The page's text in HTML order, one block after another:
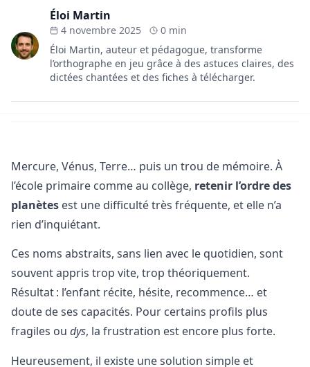
Éloi Martin
4 novembre 2025
0 min
Éloi Martin, auteur et pédagogue, transforme
l’orthographe en jeu grâce à des astuces claires, des
dictées chantées et des fiches à télécharger.
Mercure, Vénus, Terre… puis un trou de mémoire. À
l’école primaire comme au collège, retenir l’ordre des
planètes est une difficulté très fréquente, et elle n’a
rien d’inquiétant.
Ces noms abstraits, sans lien avec le quotidien, sont
souvent appris trop vite, trop théoriquement.
Résultat : l’enfant récite, hésite, recommence… et
doute de ses capacités. Pour certains profils plus
fragiles ou dys, la frustration est encore plus forte.
Heureusement, il existe une solution simple et